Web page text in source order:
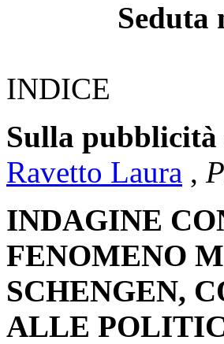
Seduta
INDICE
Sulla
Ravetto Laura ,
INDAGINE
FENOMENO
SCHENGEN,
ALLE